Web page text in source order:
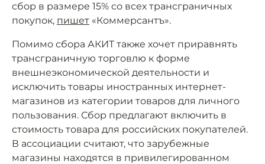
сбор в размере 15% со всех трансграничных
покупок, пишет «Коммерсантъ».
Помимо сбора АКИТ также хочет приравнять
трансграничную торговлю к форме
внешнеэкономической деятельности и
исключить товары иностранных интернет-
магазинов из категории товаров для личного
пользования. Сбор предлагают включить в
стоимость товара для российских покупателей.
В ассоциации считают, что зарубежные
магазины находятся в привилегированном